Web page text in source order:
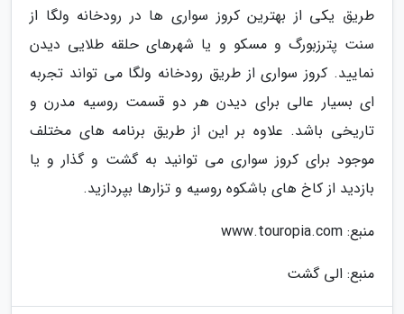
طریق یکی از بهترین کروز سواری ها در رودخانه ولگا از
سنت پترزبورگ و مسکو و یا شهرهای حلقه طلایی دیدن
نمایید. کروز سواری از طریق رودخانه ولگا می تواند تجربه
ای بسیار عالی برای دیدن هر دو قسمت روسیه مدرن و
تاریخی باشد. علاوه بر این از طریق برنامه های مختلف
موجود برای کروز سواری می توانید به گشت و گذار و یا
بازدید از کاخ های باشکوه روسیه و تزارها بپردازید.
منبع: www.touropia.com
منبع: الی گشت